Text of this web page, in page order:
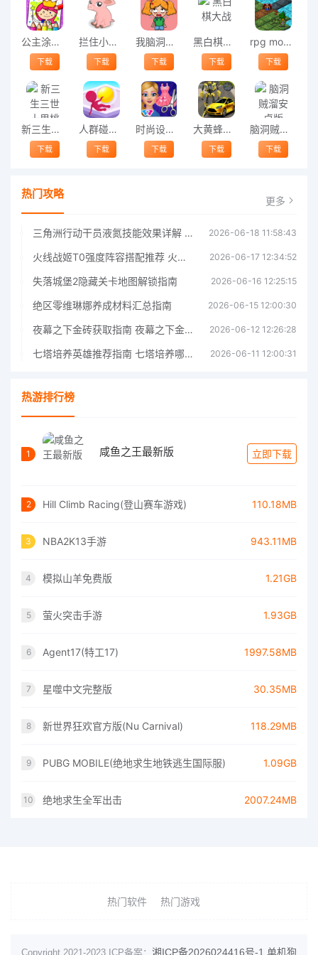
公主涂色填色最新版
下载
拦住小猪最新版
下载
我脑洞贼大游戏
下载
黑白棋大战
下载
rpg mo模拟游戏
下载
新三生三世十里桃花
下载
人群碰碰碰游戏
下载
时尚设计师游戏
下载
大黄蜂机器人大战手机版
下载
脑洞贼溜安卓版
下载
热门攻略 更多
三角洲行动干员液氮技能效果详解 三角洲行动干员液氮技能介绍 2026-06-18 11:58:43
火线战姬T0强度阵容搭配推荐 火线战姬T0强度阵容哪个好 2026-06-17 12:34:52
失落城堡2隐藏关卡地图解锁指南 2026-06-16 12:25:15
绝区零维琳娜养成材料汇总指南 2026-06-15 12:00:30
夜幕之下金砖获取指南 夜幕之下金砖获取方法 2026-06-12 12:26:28
七塔培养英雄推荐指南 七塔培养哪个英雄好 2026-06-11 12:00:31
热游排行榜
1 咸鱼之王最新版 立即下载
2 Hill Climb Racing(登山赛车游戏) 110.18MB
3 NBA2K13手游 943.11MB
4 模拟山羊免费版 1.21GB
5 萤火突击手游 1.93GB
6 Agent17(特工17) 1997.58MB
7 星噬中文完整版 30.35MB
8 新世界狂欢官方版(Nu Carnival) 118.29MB
9 PUBG MOBILE(绝地求生地铁逃生国际服) 1.09GB
10 绝地求生全军出击 2007.24MB
热门软件 热门游戏
Copyright 2021-2023 ICP备案： 湘ICP备2026024416号-1 单机狗